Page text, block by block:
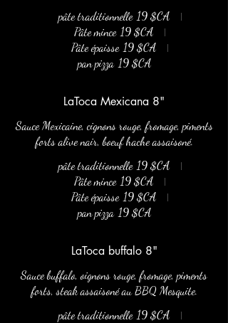
pâte traditionnelle 19 $CA
Pâte mince 19 $CA
Pâte épaisse 19 $CA
pan pizza 19 $CA
LaToca Mexicana 8"
Sauce Mexicaine, cignons rouge, fromage, piments
forts alive nair, boeuf hache assaisoné.
pâte traditionnelle 19 $CA
Pâte mince 19 $CA
Pâte épaisse 19 $CA
pan pizza 19 $CA
LaToca buffalo 8"
Sauce buffalo, oignons rouge, fromage, piments
forts, steak assaisoné au BBQ Mesquite.
pâte traditionnelle 19 $CA